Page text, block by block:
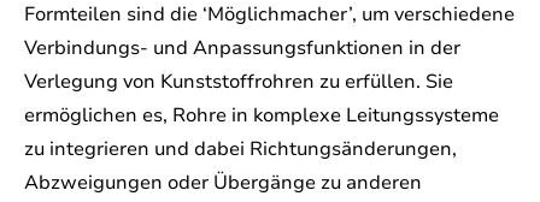
Formteilen sind die ‘Möglichmacher’, um verschiedene
Verbindungs- und Anpassungsfunktionen in der
Verlegung von Kunststoffrohren zu erfüllen. Sie
ermöglichen es, Rohre in komplexe Leitungssysteme
zu integrieren und dabei Richtungsänderungen,
Abzweigungen oder Übergänge zu anderen